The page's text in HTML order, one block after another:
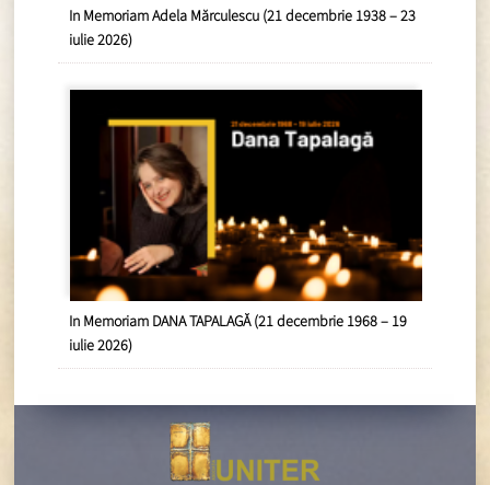
In Memoriam Adela Mărculescu (21 decembrie 1938 – 23
iulie 2026)
In Memoriam DANA TAPALAGĂ (21 decembrie 1968 – 19
iulie 2026)